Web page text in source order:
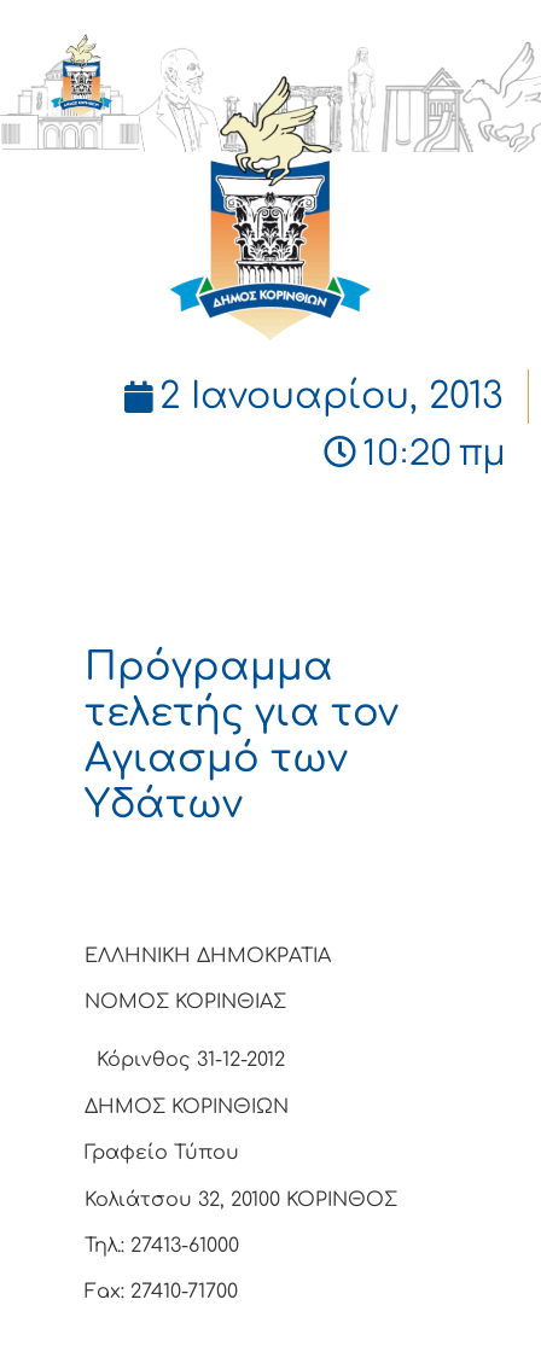
ΔΗΜΟΣ
ΚΟΡΙΝΘΙΩΝ
2 Ιανουαρίου, 2013
10:20 πμ
Πρόγραμμα
τελετής για τον
Αγιασμό των
Υδάτων
ΕΛΛΗΝΙΚΗ ΔΗΜΟΚΡΑΤΙΑ
ΝΟΜΟΣ ΚΟΡΙΝΘΙΑΣ
Κόρινθος 31-12-2012
ΔΗΜΟΣ ΚΟΡΙΝΘΙΩΝ
Γραφείο Τύπου
Κολιάτσου 32, 20100 ΚΟΡΙΝΘΟΣ
Τηλ.: 27413-61000
Fax: 27410-71700